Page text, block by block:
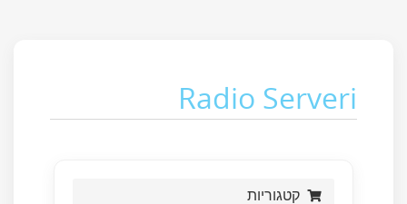
Radio Serveri
קטגוריות